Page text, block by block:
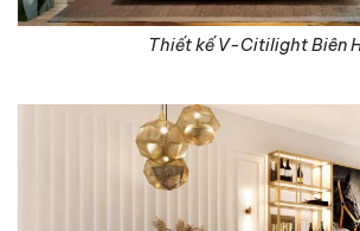
Thiết kế V-Citilight Biên